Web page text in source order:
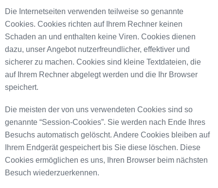
Die Internetseiten verwenden teilweise so genannte
Cookies. Cookies richten auf Ihrem Rechner keinen
Schaden an und enthalten keine Viren. Cookies dienen
dazu, unser Angebot nutzerfreundlicher, effektiver und
sicherer zu machen. Cookies sind kleine Textdateien, die
auf Ihrem Rechner abgelegt werden und die Ihr Browser
speichert.
Die meisten der von uns verwendeten Cookies sind so
genannte “Session-Cookies”. Sie werden nach Ende Ihres
Besuchs automatisch gelöscht. Andere Cookies bleiben auf
Ihrem Endgerät gespeichert bis Sie diese löschen. Diese
Cookies ermöglichen es uns, Ihren Browser beim nächsten
Besuch wiederzuerkennen.